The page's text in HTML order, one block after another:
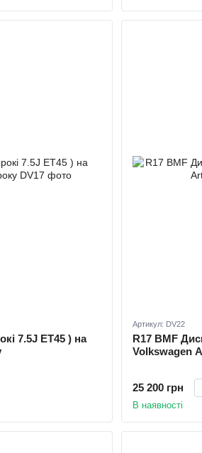
7.5J ET45 ) на
Артикул: DV22
R17 BMF
Volkswagen
25 200 грн
В наявності